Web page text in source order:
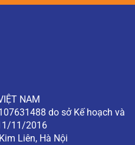
NAM
do sở Kế hoạch và
11/2016
Liên, Hà Nội